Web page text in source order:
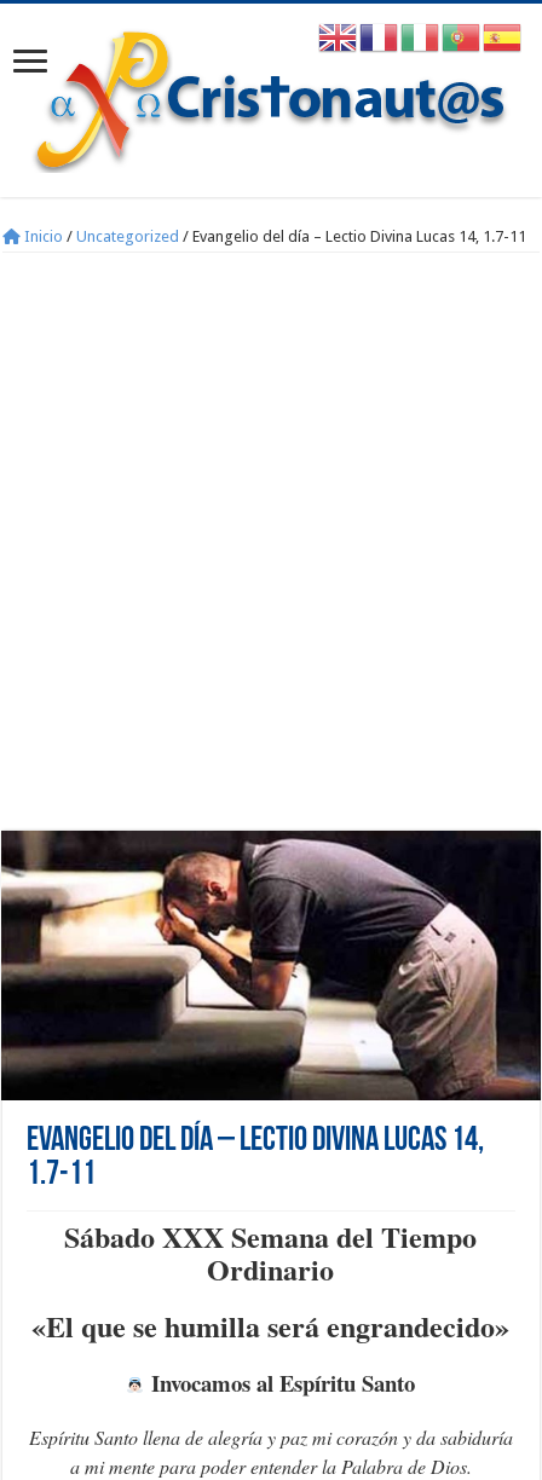
Inicio / Uncategorized / Evangelio del día – Lectio Divina Lucas 14, 1.7-11
Evangelio del día – Lectio Divina Lucas 14,
1.7-11
Sábado XXX Semana del Tiempo
Ordinario
«El que se humilla será engrandecido»
Invocamos al Espíritu Santo
Espíritu Santo llena de alegría y paz mi corazón y da sabiduría
a mi mente para poder entender la Palabra de Dios.